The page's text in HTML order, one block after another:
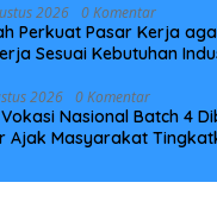
2026 0 Komentar
Perkuat Pasar Kerja
Sesuai Kebutuhan
2026 0 Komentar
Nasional Batch 4
Ajak Masyarakat